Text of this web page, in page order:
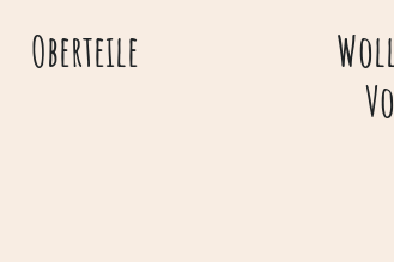
Oberteile